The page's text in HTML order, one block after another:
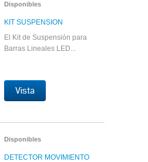
Disponibles
KIT SUSPENSION
El Kit de Suspensión para
Barras Lineales LED...
Vista
Disponibles
DETECTOR MOVIMIENTO